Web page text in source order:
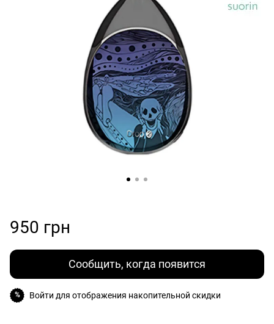
950 грн
Сообщить, когда появится
% Войти для отображения накопительной скидки